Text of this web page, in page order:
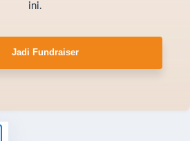
ini.
Jadi Fundraiser